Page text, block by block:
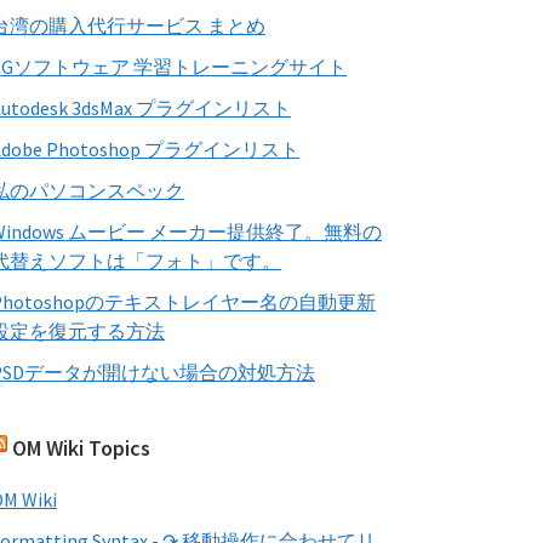
湾の購入代行サービス まとめ
ソフトウェア 学習トレーニングサイト
3dsMax プラグインリスト
Photoshop プラグインリスト
のパソコンスペック
ムービー メーカー提供終了。無料の
替えソフトは「フォト」です。
のテキストレイヤー名の自動更新
定を復元する方法
データが開けない場合の対処方法
OM Wiki Topics
Wiki